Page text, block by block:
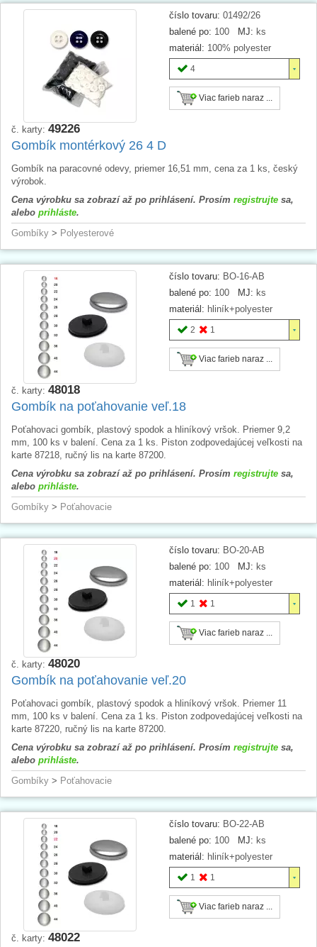
číslo tovaru: 01492/26
balené po: 100 MJ: ks
materiál: 100% polyester
4
Viac farieb naraz ...
č. karty: 49226
Gombík montérkový 26 4 D
Gombík na paracovné odevy, priemer 16,51 mm, cena za 1 ks, český
výrobok.
Cena výrobku sa zobrazí až po prihlásení. Prosím registrujte sa,
alebo prihláste.
Gombíky > Polyesterové
číslo tovaru: BO-16-AB
balené po: 100 MJ: ks
materiál: hliník+polyester
2 1
Viac farieb naraz ...
č. karty: 48018
Gombík na poťahovanie veľ.18
Poťahovaci gombík, plastový spodok a hliníkový vršok. Priemer 9,2
mm, 100 ks v balení. Cena za 1 ks. Piston zodpovedajúcej veľkosti na
karte 87218, ručný lis na karte 87200.
Cena výrobku sa zobrazí až po prihlásení. Prosím registrujte sa,
alebo prihláste.
Gombíky > Poťahovacie
číslo tovaru: BO-20-AB
balené po: 100 MJ: ks
materiál: hliník+polyester
1 1
Viac farieb naraz ...
č. karty: 48020
Gombík na poťahovanie veľ.20
Poťahovaci gombík, plastový spodok a hliníkový vršok. Priemer 11
mm, 100 ks v balení. Cena za 1 ks. Piston zodpovedajúcej veľkosti na
karte 87220, ručný lis na karte 87200.
Cena výrobku sa zobrazí až po prihlásení. Prosím registrujte sa,
alebo prihláste.
Gombíky > Poťahovacie
číslo tovaru: BO-22-AB
balené po: 100 MJ: ks
materiál: hliník+polyester
1 1
Viac farieb naraz ...
č. karty: 48022